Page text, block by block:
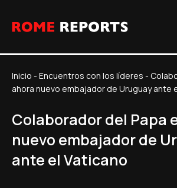
Inicio - Encuentros con los líderes -
ahora nuevo embajador de Uruguay ante
Colaborador del Papa
nuevo embajador de
ante el Vaticano